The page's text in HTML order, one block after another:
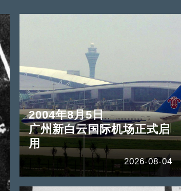
2004年8月5日
广州新白云国际机场正式启
用
2026-08-04